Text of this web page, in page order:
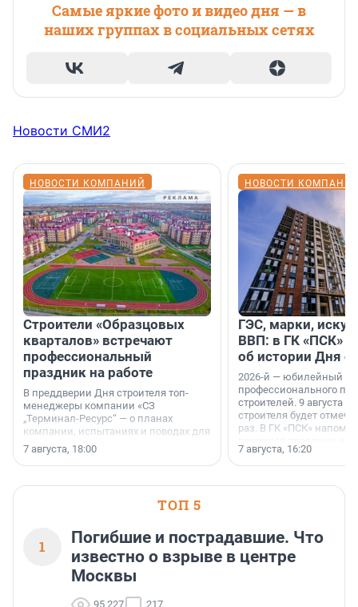
Самые яркие фото и видео дня — в
наших группах в социальных сетях
Новости СМИ2
НОВОСТИ КОМПАНИЙ
Строители «Образцовых
кварталов» встречают
профессиональный
праздник на работе
В преддверии Дня строителя топ-
менеджеры компании «СЗ
„Терминал-Ресурс“ — о планах
компании, испытаниях и поводах для
осторожного оптимизма.
7 августа, 18:00
НОВОСТИ
ГЭС, марки,
ВВП: в ГК «ПСК»
об истории Дня
2026-й — юбилейный
профессионального
строителей. 9 августа
строителя будет
раз. В ГК «ПСК»
поменялась роль
7 августа, 16:20
ТОП 5
1
Погибшие и пострадавшие. Что
известно о взрыве в центре
Москвы
95 227 217